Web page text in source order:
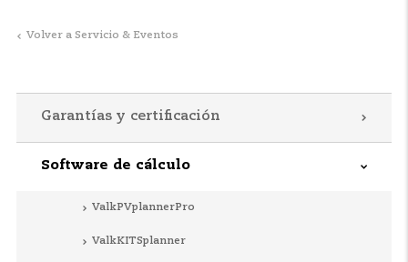
Volver a Servicio & Eventos
Garantías y certificación
Software de cálculo
ValkPVplannerPro
ValkKITSplanner